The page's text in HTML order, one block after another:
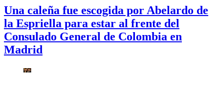
Una caleña fue escogida por Abelardo de
la Espriella para estar al frente del
Consulado General de Colombia en
Madrid